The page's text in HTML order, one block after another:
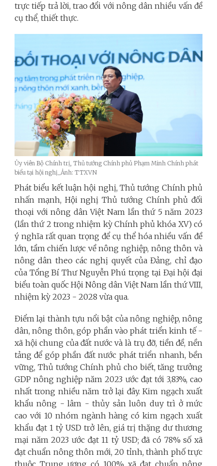
trực tiếp trả lời, trao đổi với nông dân nhiều vấn đề
cụ thể, thiết thực.
Ủy viên Bộ Chính trị, Thủ tướng Chính phủ Phạm Minh Chính phát
biểu tại hội nghị_Ảnh: TTXVN
Phát biểu kết luận hội nghị, Thủ tướng Chính phủ
nhấn mạnh, Hội nghị Thủ tướng Chính phủ đối
thoại với nông dân Việt Nam lần thứ 5 năm 2023
(lần thứ 2 trong nhiệm kỳ Chính phủ khóa XV) có
ý nghĩa rất quan trọng để cụ thể hóa nhiều vấn đề
lớn, tầm chiến lược về nông nghiệp, nông thôn và
nông dân theo các nghị quyết của Đảng, chỉ đạo
của Tổng Bí Thư Nguyễn Phú trọng tại Đại hội đại
biểu toàn quốc Hội Nông dân Việt Nam lần thứ VIII,
nhiệm kỳ 2023 - 2028 vừa qua.
Điểm lại thành tựu nổi bật của nông nghiệp, nông
dân, nông thôn, góp phần vào phát triển kinh tế -
xã hội chung của đất nước và là trụ đỡ, tiền đề, nền
tảng để góp phần đất nước phát triển nhanh, bền
vững, Thủ tướng Chính phủ cho biết, tăng trưởng
GDP nông nghiệp năm 2023 ước đạt tới 3,83%, cao
nhất trong nhiều năm trở lại đây. Kim ngạch xuất
khẩu nông - lâm - thủy sản luôn duy trì ở mức
cao với 10 nhóm ngành hàng có kim ngạch xuất
khẩu đạt 1 tỷ USD trở lên, giá trị thặng dư thương
mại năm 2023 ước đạt 11 tỷ USD; đã có 78% số xã
đạt chuẩn nông thôn mới, 20 tỉnh, thành phố trực
thuộc Trung ương có 100% xã đạt chuẩn nông